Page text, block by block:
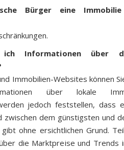
Bürger eine
ich Informationen über
Immobilien-Websites können
über lokale
jedoch feststellen, dass
zwischen dem günstigsten und
ohne ersichtlichen Grund.
die Marktpreise und Trends